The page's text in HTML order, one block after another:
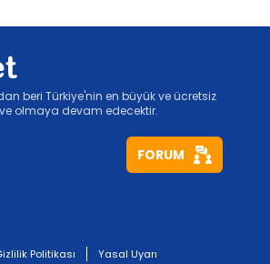
beri Türkiye'nin en büyük ve ücretsiz
olmaya devam edecektir.
FORUM
Politikası Yasal Uyarı